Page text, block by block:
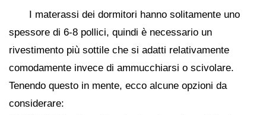
I materassi dei dormitori hanno solitamente uno
spessore di 6-8 pollici, quindi è necessario un
rivestimento più sottile che si adatti relativamente
comodamente invece di ammucchiarsi o scivolare.
Tenendo questo in mente, ecco alcune opzioni da
considerare: